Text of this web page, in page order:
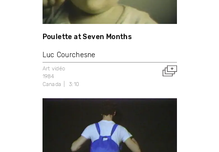
Poulette at Seven Months
Luc Courchesne
Art vidéo
1984
Canada
3:10